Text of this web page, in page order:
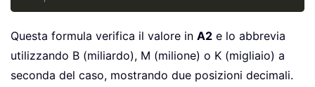
Questa formula verifica il valore in A2 e lo abbrevia
utilizzando B (miliardo), M (milione) o K (migliaio) a
seconda del caso, mostrando due posizioni decimali.